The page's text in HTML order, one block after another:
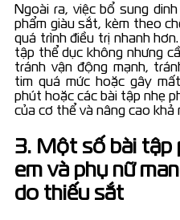
Ngoài ra, việc bổ sung
phẩm giàu sắt, kèm theo
quá trình điều trị nhanh
tập thể dục không nhưng
tránh vận động mạnh,
tim quá mức hoặc gây
phút hoặc các bài tập nhẹ
của cơ thể và nâng cao khả
3. Một số bài tập
em và phụ nữ
do thiếu sắt